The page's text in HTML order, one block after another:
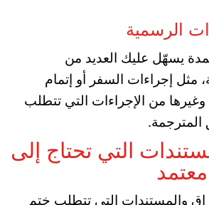
الرسمية
يسهّل عليك العديد من
مثل إجراءات السفر أو إتمام
وغيرها من الإجراءات التي تتطلب
المترجمة.
التي تحتاج إلى
والمستندات التي تتطلب ختم